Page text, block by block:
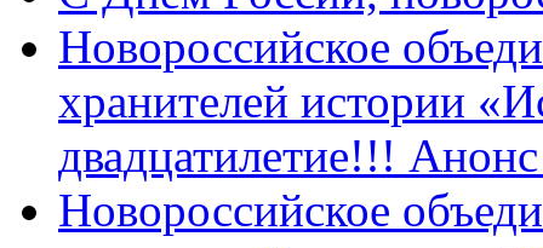
Новороссийское
хранителей истории
двадцатилетие!!!
Новороссийское